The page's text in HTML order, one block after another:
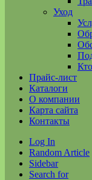
Уход
Прайс-лист
Каталоги
О компании
Карта сайта
Контакты
Log In
Random Article
Sidebar
Search for